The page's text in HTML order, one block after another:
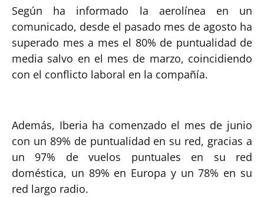
Según ha informado la aerolínea en un
comunicado, desde el pasado mes de agosto ha
superado mes a mes el 80% de puntualidad de
media salvo en el mes de marzo, coincidiendo
con el conflicto laboral en la compañía.
Además, Iberia ha comenzado el mes de junio
con un 89% de puntualidad en su red, gracias a
un 97% de vuelos puntuales en su red
doméstica, un 89% en Europa y un 78% en su
red largo radio.